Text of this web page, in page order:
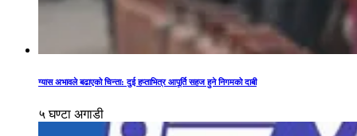
ग्यास अभावले बढाएको चिन्ता: दुई हप्ताभित्र आपूर्ति सहज हुने निगमको दाबी
५ घण्टा अगाडी